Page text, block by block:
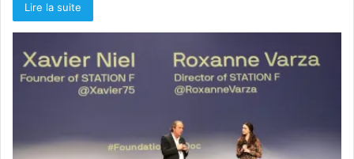
Lire la suite